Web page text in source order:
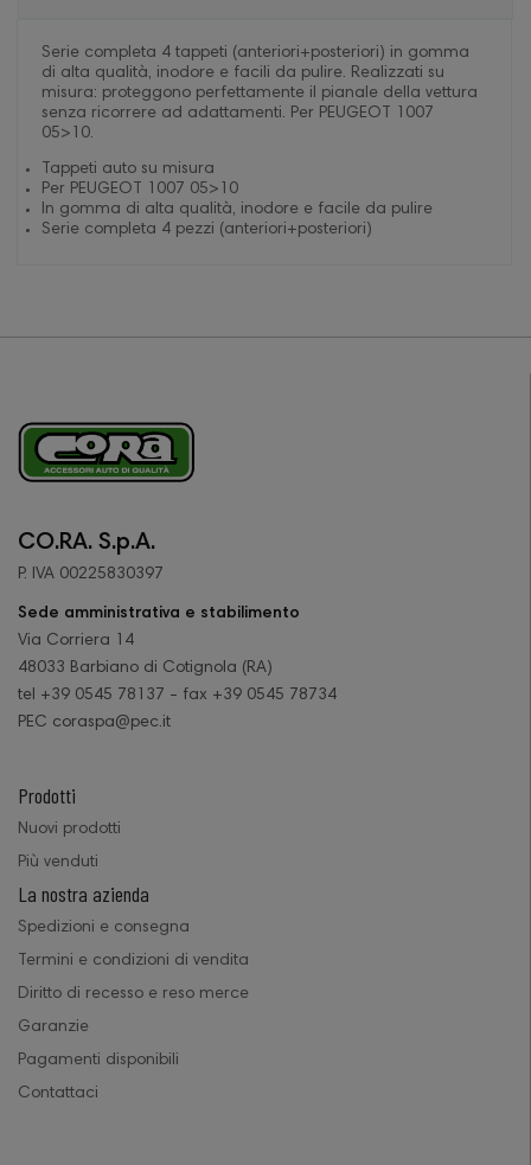
Serie completa 4 tappeti (anteriori+posteriori) in gomma
di alta qualità, inodore e facili da pulire. Realizzati su
misura: proteggono perfettamente il pianale della vettura
senza ricorrere ad adattamenti. Per PEUGEOT 1007
05>10.
Tappeti auto su misura
Per PEUGEOT 1007 05>10
In gomma di alta qualità, inodore e facile da pulire
Serie completa 4 pezzi (anteriori+posteriori)
CO.RA. S.p.A.
P. IVA 00225830397
Sede amministrativa e stabilimento
Via Corriera 14
48033 Barbiano di Cotignola (RA)
tel +39 0545 78137 - fax +39 0545 78734
PEC coraspa@pec.it
Prodotti
Nuovi prodotti
Più venduti
La nostra azienda
Spedizioni e consegna
Termini e condizioni di vendita
Diritto di recesso e reso merce
Garanzie
Pagamenti disponibili
Contattaci